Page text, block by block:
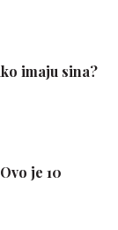
imaju sina?
je 10